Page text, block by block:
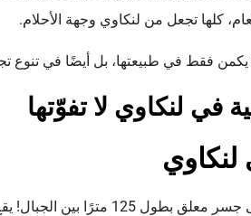
كلها تجعل من لنكاوي وجهة الأحلام.
يكمن فقط في طبيعتها، بل أيضًا في تنوع
في لنكاوي لا تفوّتها
تخيل أن تمشي فوق الغيوم، على